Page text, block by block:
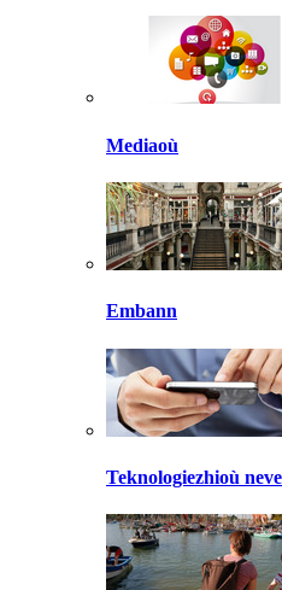
Mediaoù
Embann
Teknologiezhioù